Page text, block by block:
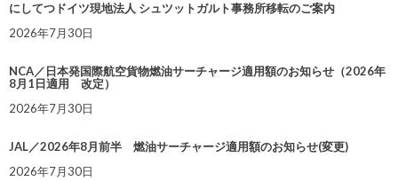
にしてつドイツ現地法人 シュツットガルト事務所移転のご案内
2026年7月30日
NCA／日本発国際航空貨物燃油サーチャージ適用額のお知らせ（2026年
8月1日適用 改定）
2026年7月30日
JAL／2026年8月前半 燃油サーチャージ適用額のお知らせ(変更)
2026年7月30日